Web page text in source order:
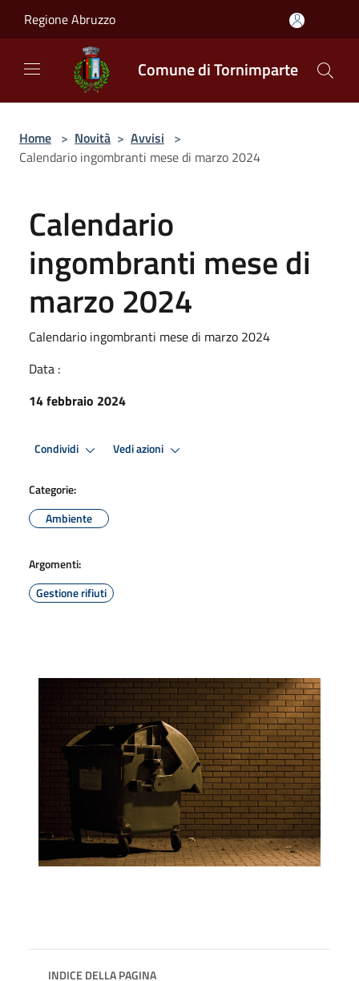
Regione Abruzzo
Comune di Tornimparte
Home > Novità > Avvisi >
Calendario ingombranti mese di marzo 2024
Calendario
ingombranti mese di
marzo 2024
Calendario ingombranti mese di marzo 2024
Data :
14 febbraio 2024
Condividi Vedi azioni
Categorie:
Ambiente
Argomenti:
Gestione rifiuti
INDICE DELLA PAGINA